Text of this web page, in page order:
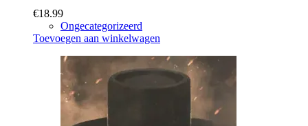
€18.99
Ongecategorizeerd
Toevoegen aan winkelwagen